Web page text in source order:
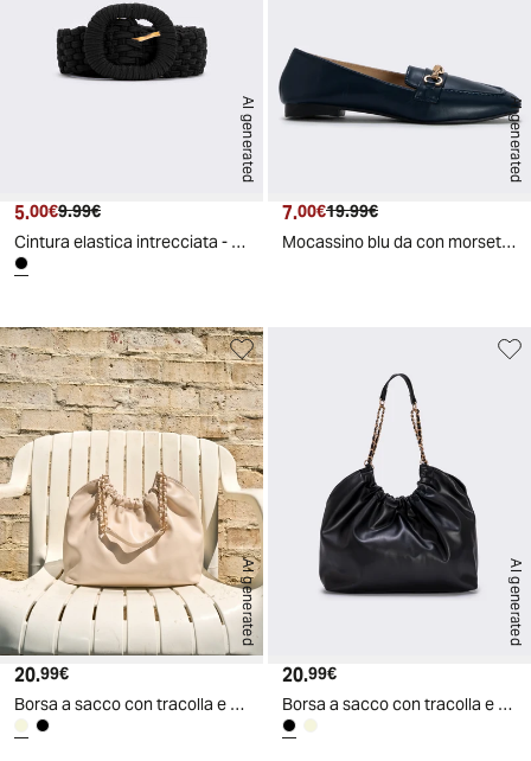
AI generated
Prezzo attuale
5.00€ Prezzo originale
9.99€
Cintura elastica intrecciata - Nero
AI generated
Prezzo attuale
7.00€ Prezzo originale
19.99€
Mocassino blu da con morsetto gioiello - Blu
AI generated
Prezzo attuale
20.99€
Borsa a sacco con tracolla e catena - Beige
AI generated
Prezzo attuale
20.99€
Borsa a sacco con tracolla e catena - Nero